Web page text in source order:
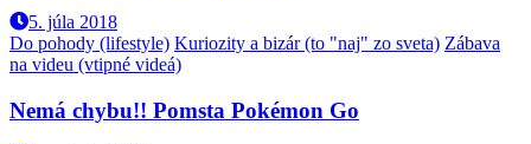
5. júla 2018
Do pohody (lifestyle) Kuriozity a bizár (to "naj" zo sveta) Zábava
na videu (vtipné videá)
Nemá chybu!! Pomsta Pokémon Go